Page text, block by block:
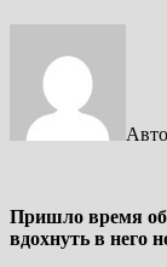
Пришло время
вдохнуть в него